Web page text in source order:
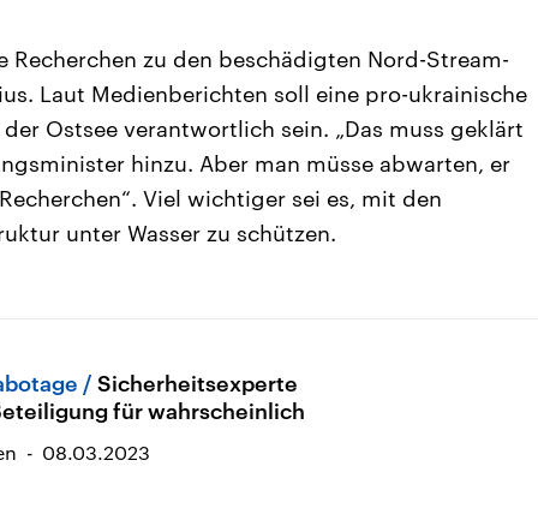
Recherchen zu den beschädigten Nord-Stream-
Laut Medienberichten soll eine pro-ukrainische
Ostsee verantwortlich sein. „Das muss geklärt
hinzu. Aber man müsse abwarten, er
Viel wichtiger sei es, mit den
unter Wasser zu schützen.
Sicherheitsexperte
für wahrscheinlich
08.03.2023